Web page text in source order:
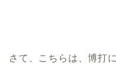
さて、こちらは、博打